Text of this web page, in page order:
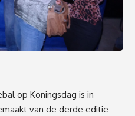
op Koningsdag is in
van de derde editie